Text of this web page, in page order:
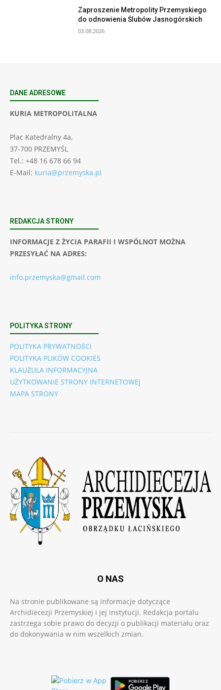
Zaproszenie Metropolity Przemyskiego
do odnowienia Ślubów Jasnogórskich
03.08.2026
DANE ADRESOWE
KURIA METROPOLITALNA
Plac Katedralny 4a,
37-700 PRZEMYŚL
Tel.: +48 16 678 66 94
E-Mail: kuria@przemyska.pl
REDAKCJA STRONY
INFORMACJE Z ŻYCIA PARAFII I WSPÓLNOT MOŻNA
PRZESYŁAĆ NA ADRES:
info.przemyska@gmail.com
POLITYKA STRONY
POLITYKA PRYWATNOŚCI
POLITYKA PLIKÓW COOKIES
KLAUZULA INFORMACYJNA
UŻYTKOWANIE STRONY INTERNETOWEJ
MAPA STRONY
O NAS
Na stronie publikowane są informacje dotyczące
Archidiecezji Przemyskiej i jej instytucji. Redakcja portalu
zastrzega sobie prawo do decyzji o publikacji materiału oraz
do dokonywania w nim wszelkich zmian.